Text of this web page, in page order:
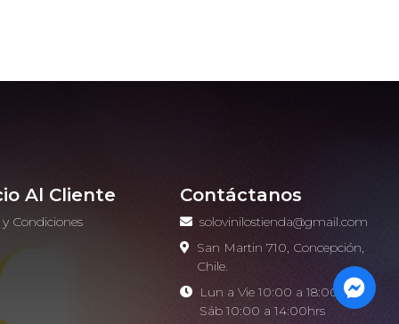
Al Cliente
Condiciones
Contáctanos
solovinilostienda@gmail.com
San Martin 710, Concepción,
Chile.
Lun a Vie 10:00 a 18:00hrs -
Sáb 10:00 a 14:00hrs